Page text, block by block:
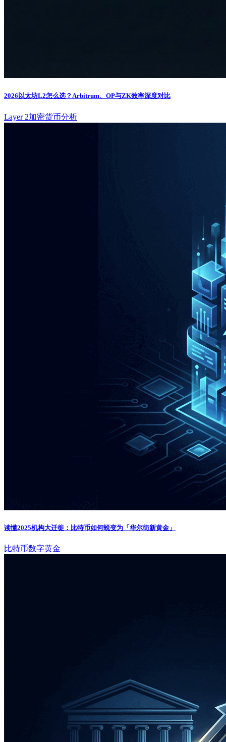
2026以太坊L2怎么选？Arbitrum、OP与ZK效率深度对比
Layer 2加密货币分析
读懂2025机构大迁徙：比特币如何蜕变为「华尔街新黄金」
比特币数字黄金